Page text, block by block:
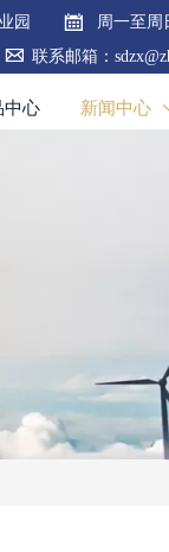
园  周一至周
 联系邮箱：
中心 新闻中心